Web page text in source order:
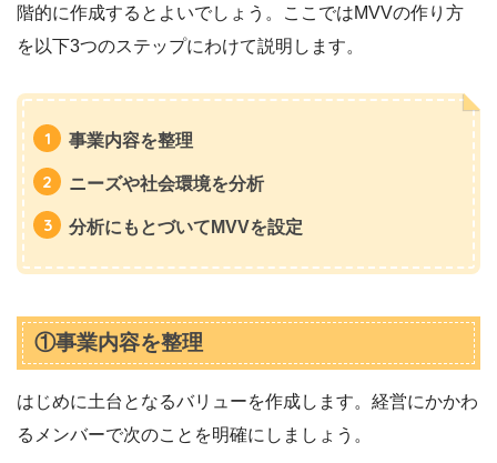
階的に作成するとよいでしょう。ここではMVVの作り方
を以下3つのステップにわけて説明します。
事業内容を整理
ニーズや社会環境を分析
分析にもとづいてMVVを設定
①事業内容を整理
はじめに土台となるバリューを作成します。経営にかかわ
るメンバーで次のことを明確にしましょう。